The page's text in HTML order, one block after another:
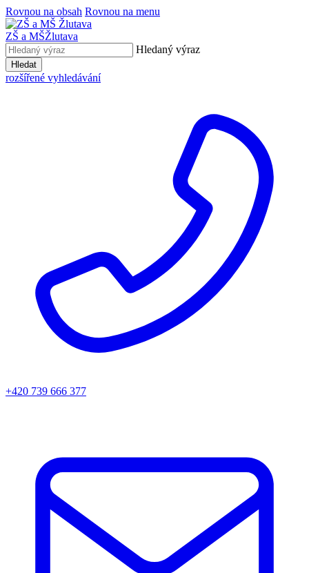
Rovnou na obsah Rovnou na menu
ZŠ a MŠŽlutava
Hledaný výraz
Hledat
rozšířené vyhledávání
+420 739 666 377